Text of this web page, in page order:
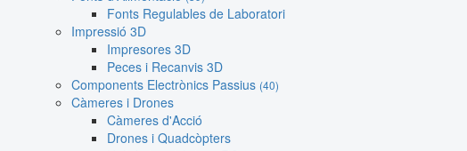
Fonts Regulables de Laboratori
Impressió 3D
Impresores 3D
Peces i Recanvis 3D
Components Electrònics Passius (40)
Càmeres i Drones
Càmeres d'Acció
Drones i Quadcòpters